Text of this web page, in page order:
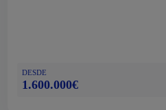
DESDE
1.600.000€